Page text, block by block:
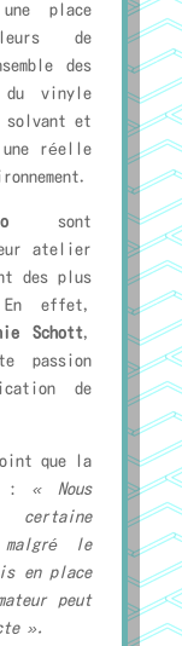
place
de
des
vinyle
solvant et
réelle
sont
atelier
des plus
effet,
Schott,
passion
de
que la
: « Nous
certaine
le
en place
peut
».